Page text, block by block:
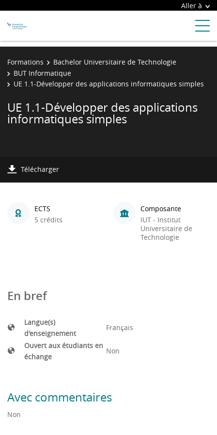
Aller à
Formations
Bachelor Universitaire de Technologie
BUT Informatique
UE 1.1-Développer des applications informatiques simples
UE 1.1-Développer des applications
informatiques simples
Télécharger
ECTS
5 crédits
Composante
IUT - Institut
Universitaire de
Technologie
En bref
Langue(s)
d'enseignement
Français
Ouvert aux étudiants en
échange
Non
Avec commentaires
Non